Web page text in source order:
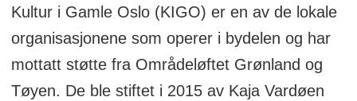
Kultur i Gamle Oslo (KIGO) er en av de lokale
organisasjonene som operer i bydelen og har
mottatt støtte fra Områdeløftet Grønland og
Tøyen. De ble stiftet i 2015 av Kaja Vardøen